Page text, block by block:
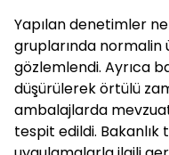
Yapılan denetimler
gruplarında normalin
gözlemlendi. Ayrıca
düşürülerek örtülü
ambalajlarda
tespit edildi. Bakanlık